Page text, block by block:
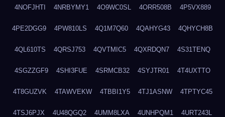
4NOFJHTI 4NRBYMY1 4O9WC0SL 4ORR508B 4P5VX889
4PE2DGG9 4PW810LS 4Q1M7Q60 4QAHYG43 4QHYCH8B
4QL610TS 4QRSJ753 4QVTMIC5 4QXRDQN7 4S31TENQ
4SGZZGF9 4SHI3FUE 4SRMCB32 4SYJTR01 4T4UXTTO
4T8GUZVK 4TAWVEKW 4TBBI1Y5 4TJ1ASNW 4TPTYC45
4TSJ6PJX 4U48QGQ2 4UMM8LXA 4UNHPQM1 4URT243L